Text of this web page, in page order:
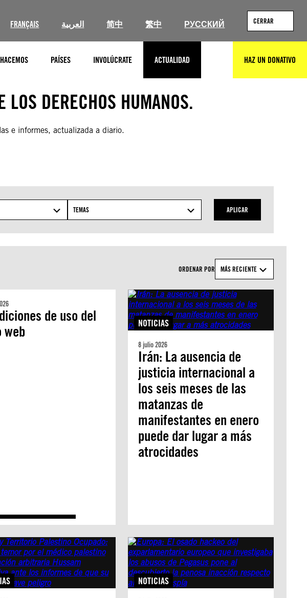
FRANÇAIS العربية 简中 繁中 РУССКИЙ CERRAR
PAÍSES INVOLÚCRATE ACTUALIDAD HAZ UN DONATIVO
LOS DERECHOS HUMANOS.
e informes, actualizada a diario.
TEMAS APLICAR
ORDENAR POR MÁS RECIENTE
de uso del
web
NOTICIAS
8 julio 2026
Irán: La ausencia de
justicia internacional a
los seis meses de las
matanzas de
manifestantes en enero
puede dar lugar a más
atrocidades
NOTICIAS